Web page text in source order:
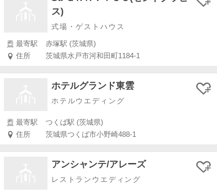
ス)
式場・ゲストハウス
最寄駅
赤塚駅 (茨城県)
住所
茨城県水戸市河和田町1184-1
ホテルグランド東雲
ホテルウエディング
最寄駅
つくば駅 (茨城県)
住所
茨城県つくば市小野崎488-1
アンシャンテ/アレーズ
レストランウエディング